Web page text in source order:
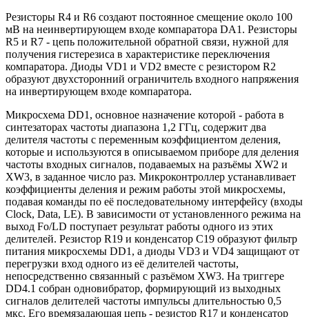
Резисторы R4 и R6 создают постоянное смещение около 100
мВ на неинвертирующем входе компаратора DA1. Резисторы
R5 и R7 - цепь положительной обратной связи, нужной для
получения гистерезиса в характеристике переключения
компаратора. Диоды VD1 и VD2 вместе с резистором R2
образуют двухсторонний ограничитель входного напряжения
на инвертирующем входе компаратора.
Микросхема DD1, основное назначение которой - работа в
синтезаторах частоты диапазона 1,2 ГГц, содержит два
делителя частоты с переменным коэффициентом деления,
которые и используются в описываемом приборе для деления
частоты входных сигналов, подаваемых на разъёмы XW2 и
XW3, в заданное число раз. Микроконтроллер устанавливает
коэффициенты деления и режим работы этой микросхемы,
подавая команды по её последовательному интерфейсу (входы
Clock, Data, LE). В зависимости от установленного режима на
выход Fo/LD поступает результат работы одного из этих
делителей. Резистор R19 и конденсатор C19 образуют фильтр
питания микросхемы DD1, а диоды VD3 и VD4 защищают от
перегрузки вход одного из её делителей частоты,
непосредственно связанный с разъёмом XW3. На триггере
DD4.1 собран одновибратор, формирующий из выходных
сигналов делителей частоты импульсы длительностью 0,5
мкс. Его времязадающая цепь - резистор R17 и конденсатор